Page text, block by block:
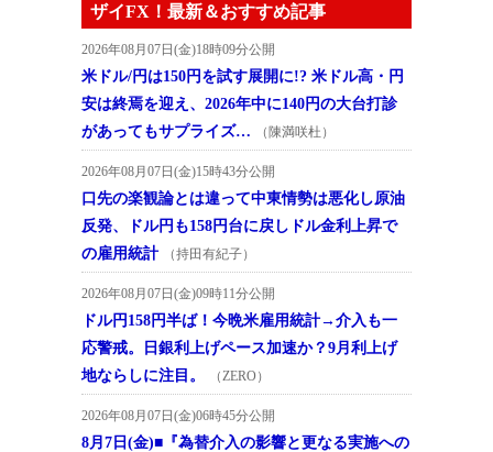
ザイFX！最新＆おすすめ記事
2026年08月07日(金)18時09分公開
米ドル/円は150円を試す展開に!? 米ドル高・円
安は終焉を迎え、2026年中に140円の大台打診
があってもサプライズ…
（陳満咲杜）
2026年08月07日(金)15時43分公開
口先の楽観論とは違って中東情勢は悪化し原油
反発、ドル円も158円台に戻しドル金利上昇で
の雇用統計
（持田有紀子）
2026年08月07日(金)09時11分公開
ドル円158円半ば！今晩米雇用統計→介入も一
応警戒。日銀利上げペース加速か？9月利上げ
地ならしに注目。
（ZERO）
2026年08月07日(金)06時45分公開
8月7日(金)■『為替介入の影響と更なる実施への